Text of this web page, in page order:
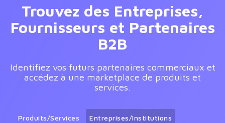
Trouvez des Entreprises,
Fournisseurs et Partenaires
B2B
Identifiez vos futurs partenaires commerciaux et
accédez à une marketplace de produits et
services.
Produits/Services Entreprises/Institutions